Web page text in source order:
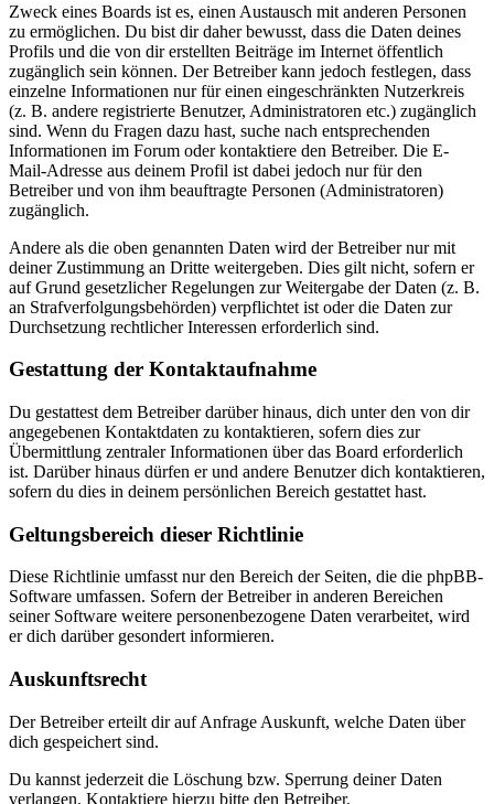
Zweck eines Boards ist es, einen Austausch mit anderen Personen
zu ermöglichen. Du bist dir daher bewusst, dass die Daten deines
Profils und die von dir erstellten Beiträge im Internet öffentlich
zugänglich sein können. Der Betreiber kann jedoch festlegen, dass
einzelne Informationen nur für einen eingeschränkten Nutzerkreis
(z. B. andere registrierte Benutzer, Administratoren etc.) zugänglich
sind. Wenn du Fragen dazu hast, suche nach entsprechenden
Informationen im Forum oder kontaktiere den Betreiber. Die E-
Mail-Adresse aus deinem Profil ist dabei jedoch nur für den
Betreiber und von ihm beauftragte Personen (Administratoren)
zugänglich.
Andere als die oben genannten Daten wird der Betreiber nur mit
deiner Zustimmung an Dritte weitergeben. Dies gilt nicht, sofern er
auf Grund gesetzlicher Regelungen zur Weitergabe der Daten (z. B.
an Strafverfolgungsbehörden) verpflichtet ist oder die Daten zur
Durchsetzung rechtlicher Interessen erforderlich sind.
Gestattung der Kontaktaufnahme
Du gestattest dem Betreiber darüber hinaus, dich unter den von dir
angegebenen Kontaktdaten zu kontaktieren, sofern dies zur
Übermittlung zentraler Informationen über das Board erforderlich
ist. Darüber hinaus dürfen er und andere Benutzer dich kontaktieren,
sofern du dies in deinem persönlichen Bereich gestattet hast.
Geltungsbereich dieser Richtlinie
Diese Richtlinie umfasst nur den Bereich der Seiten, die die phpBB-
Software umfassen. Sofern der Betreiber in anderen Bereichen
seiner Software weitere personenbezogene Daten verarbeitet, wird
er dich darüber gesondert informieren.
Auskunftsrecht
Der Betreiber erteilt dir auf Anfrage Auskunft, welche Daten über
dich gespeichert sind.
Du kannst jederzeit die Löschung bzw. Sperrung deiner Daten
verlangen. Kontaktiere hierzu bitte den Betreiber.